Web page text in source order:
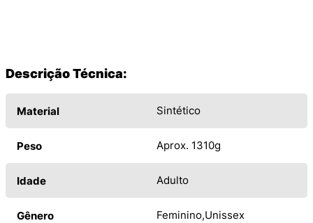
Descrição Técnica:
Material Sintético
Peso Aprox. 1310g
Idade Adulto
Gênero Feminino Unissex